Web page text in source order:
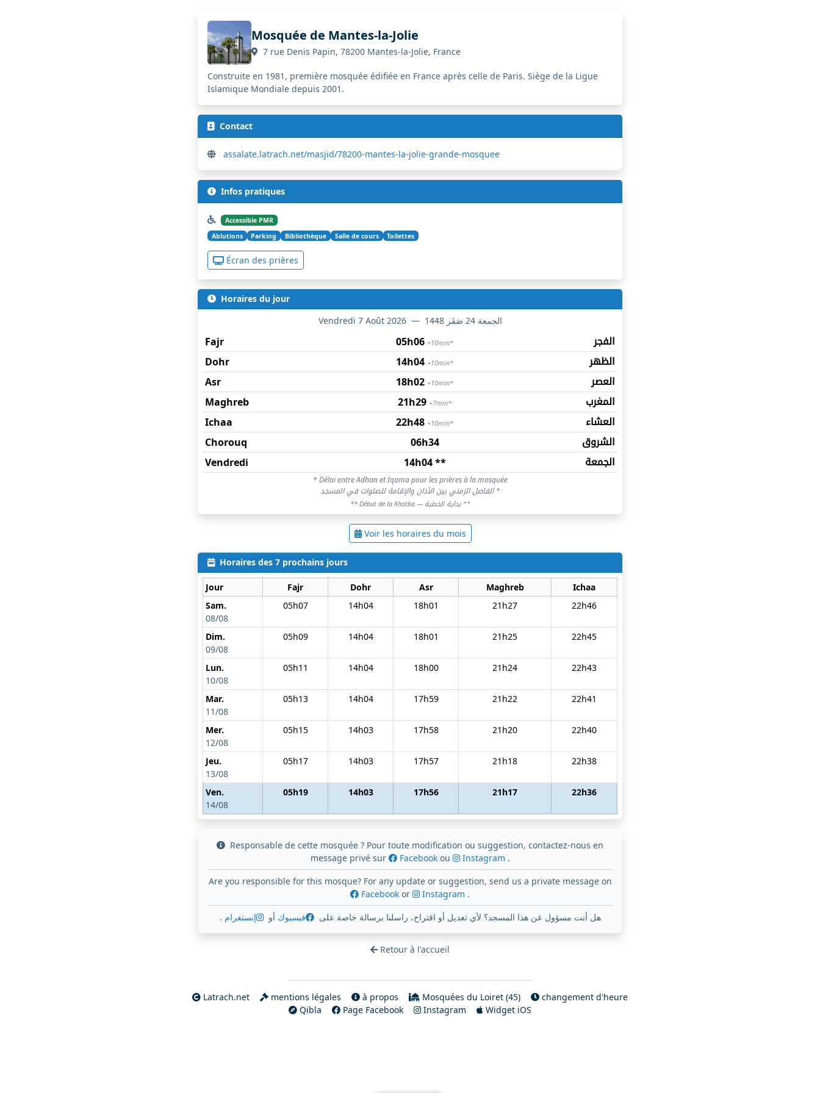
Mosquée de Mantes-la-Jolie
7 rue Denis Papin, 78200 Mantes-la-Jolie, France
Construite en 1981, première mosquée édifiée en France après celle de Paris. Siège de la Ligue
Islamique Mondiale depuis 2001.
Contact
assalate.latrach.net/masjid/78200-mantes-la-jolie-grande-mosquee
Infos pratiques
Accessible PMR
Ablutions
Parking Bibliothèque Salle de cours Toilettes
Écran des prières
Horaires du jour
Vendredi 7 Août 2026
Vendredi 7 Août 2026 — الجمعة 24 صَفَر 1448
Horaires de prières du jour pour Mosquée de Mantes-la-Jolie à Mantes-la-Jolie
Fajr 05h06 +10min* الفجر
Dohr 14h04 +10min* الظهر
Asr 18h02 +10min* العصر
Maghreb 21h29 +7min* المغرب
Ichaa 22h48 +10min* العشاء
Chorouq 06h34 الشروق
Vendredi 14h04 ** الجمعة
* Délai entre Adhan et Iqama pour les prières à la mosquée
* الفاصل الزمني بين الأذان والإقامة للصلوات في المسجد
** Début de la Khotba — ** بداية الخطبة
Voir les horaires du mois
Horaires des 7 prochains jours
Jour Fajr Dohr Asr Maghreb
Ichaa
Sam.
08/08
05h07 14h04 18h01 21h27 22h46
Dim.
09/08
05h09 14h04 18h01 21h25 22h45
Lun.
10/08
05h11 14h04 18h00 21h24 22h43
Mar.
11/08
05h13 14h04 17h59 21h22 22h41
Mer.
12/08
05h15 14h03 17h58 21h20 22h40
Jeu.
13/08
05h17 14h03 17h57 21h18 22h38
Ven.
14/08
05h19 14h03 17h56 21h17 22h36
Responsable de cette mosquée ? Pour toute modification ou suggestion, contactez-nous en
message privé sur
Facebook ou Instagram .
Are you responsible for this mosque? For any update or suggestion, send us a private message on
Facebook or Instagram .
هل أنت مسؤول عن هذا المسجد؟ لأي تعديل أو اقتراح، راسلنا برسالة خاصة على
فيسبوك أو إنستغرام .
Retour à l'accueil
Latrach.net mentions légales à propos Mosquées du Loiret (45)
changement d'heure
Qibla
Page Facebook Instagram Widget iOS